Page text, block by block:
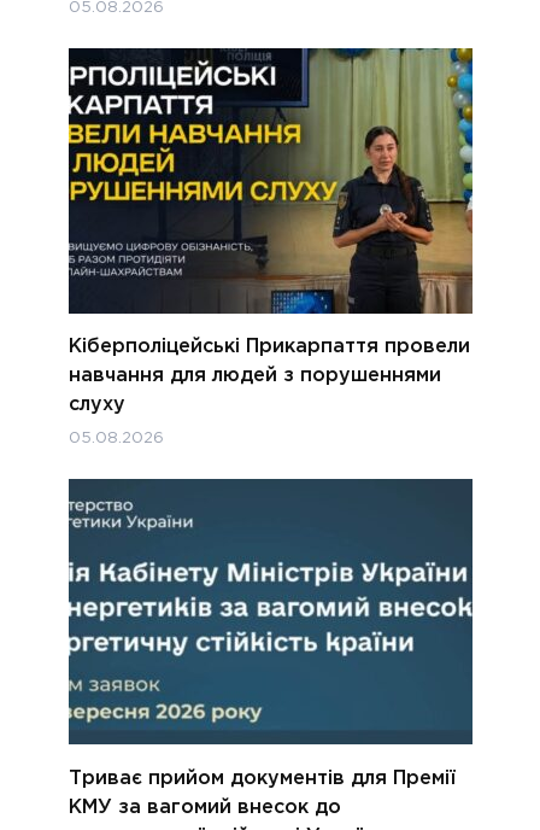
05.08.2026
Кіберполіцейські Прикарпаття провели
навчання для людей з порушеннями
слуху
05.08.2026
Триває прийом документів для Премії
КМУ за вагомий внесок до